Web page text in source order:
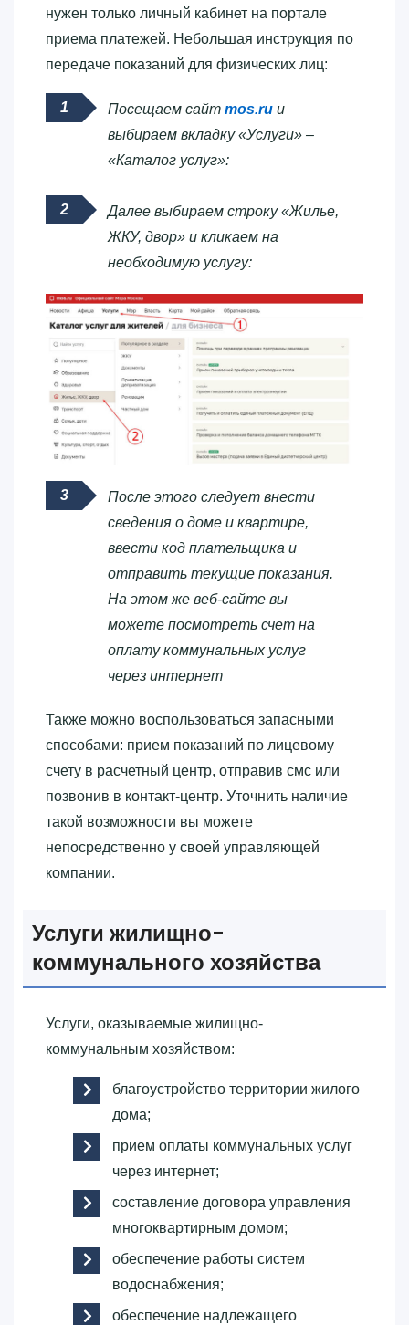
нужен только личный кабинет на портале
приема платежей. Небольшая инструкция по
передаче показаний для физических лиц:
Посещаем сайт mos.ru и
выбираем вкладку «Услуги» –
«Каталог услуг»:
Далее выбираем строку «Жилье,
ЖКУ, двор» и кликаем на
необходимую услугу:
После этого следует внести
сведения о доме и квартире,
ввести код плательщика и
отправить текущие показания.
На этом же веб-сайте вы
можете посмотреть счет на
оплату коммунальных услуг
через интернет
Также можно воспользоваться запасными
способами: прием показаний по лицевому
счету в расчетный центр, отправив смс или
позвонив в контакт-центр. Уточнить наличие
такой возможности вы можете
непосредственно у своей управляющей
компании.
Услуги жилищно-
коммунального хозяйства
Услуги, оказываемые жилищно-
коммунальным хозяйством:
благоустройство территории жилого
дома;
прием оплаты коммунальных услуг
через интернет;
составление договора управления
многоквартирным домом;
обеспечение работы систем
водоснабжения;
обеспечение надлежащего